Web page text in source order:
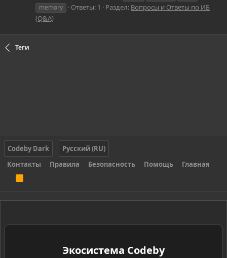
memory
Ответы: 1 Раздел: Вопросы и Ответы по ИБ
(Q&A)
Теги
Codeby Dark
Русский (RU)
Контакты
Правила Безопасность Помощь Главная
S
Экосистема Codeby